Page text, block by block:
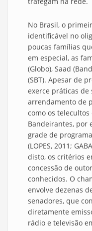
No Brasil, o
identificável no
poucas famílias
em especial, as
(Globo), Saad
(SBT). Apesar de
exerce práticas de
arrendamento de
como os
Bandeirantes, por
grade de
(LOPES, 2011;
disto, os critérios
concessão de
conhecidos. O
envolve dezenas
senadores, que
diretamente
rádio e televisão